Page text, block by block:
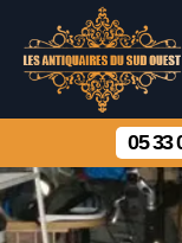
05 33